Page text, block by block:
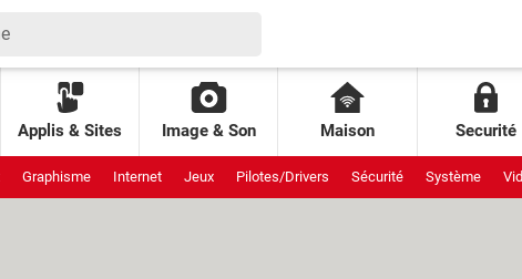
Applis & Sites Image & Son Maison Securité
Graphisme Internet Jeux Pilotes/Drivers Sécurité Système